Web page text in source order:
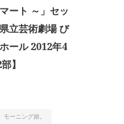
ート ～」セッ
立芸術劇場 び
ール 2012年4
】
モーニング娘。